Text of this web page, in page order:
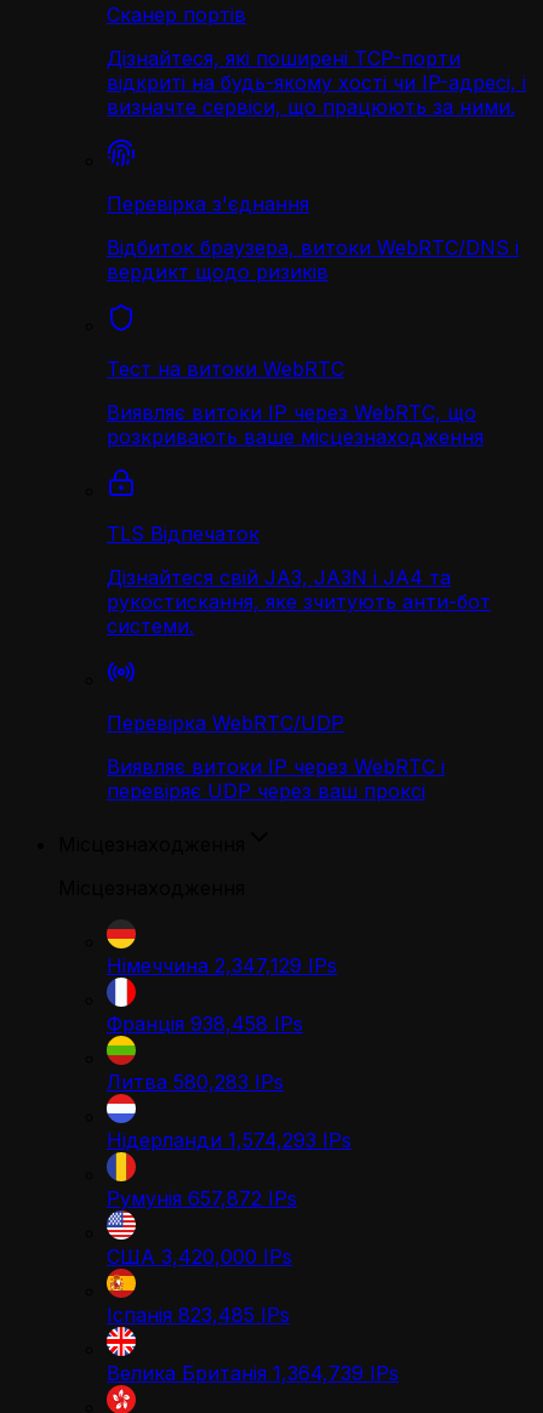
Сканер портів
Дізнайтеся, які поширені TCP-порти
відкриті на будь-якому хості чи IP-адресі, і
визначте сервіси, що працюють за ними.
Перевірка з'єднання
Відбиток браузера, витоки WebRTC/DNS і
вердикт щодо ризиків
Тест на витоки WebRTC
Виявляє витоки IP через WebRTC, що
розкривають ваше місцезнаходження
TLS Відпечаток
Дізнайтеся свій JA3, JA3N і JA4 та
рукостискання, яке зчитують анти-бот
системи.
Перевірка WebRTC/UDP
Виявляє витоки IP через WebRTC і
перевіряє UDP через ваш проксі
Німеччина 2,347,129 IPs
Франція 938,458 IPs
Литва 580,283 IPs
Нідерланди 1,574,293 IPs
Румунія 657,872 IPs
США 3,420,000 IPs
Іспанія 823,485 IPs
Велика Британія 1,364,739 IPs